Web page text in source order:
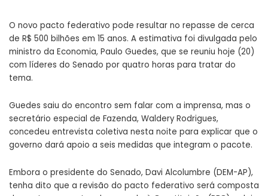
O novo pacto federativo pode resultar no repasse de cerca
de R$ 500 bilhões em 15 anos. A estimativa foi divulgada pelo
ministro da Economia, Paulo Guedes, que se reuniu hoje (20)
com líderes do Senado por quatro horas para tratar do
tema.
Guedes saiu do encontro sem falar com a imprensa, mas o
secretário especial de Fazenda, Waldery Rodrigues,
concedeu entrevista coletiva nesta noite para explicar que o
governo dará apoio a seis medidas que integram o pacote.
Embora o presidente do Senado, Davi Alcolumbre (DEM-AP),
tenha dito que a revisão do pacto federativo será composta